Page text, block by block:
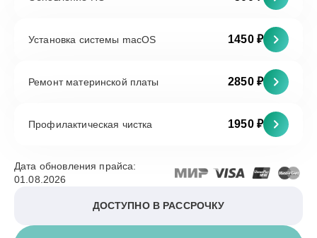
Установка системы macOS 1450 ₽
Ремонт материнской платы 2850 ₽
Профилактическая чистка 1950 ₽
Дата обновления прайса:
01.08.2026
ДОСТУПНО В РАССРОЧКУ